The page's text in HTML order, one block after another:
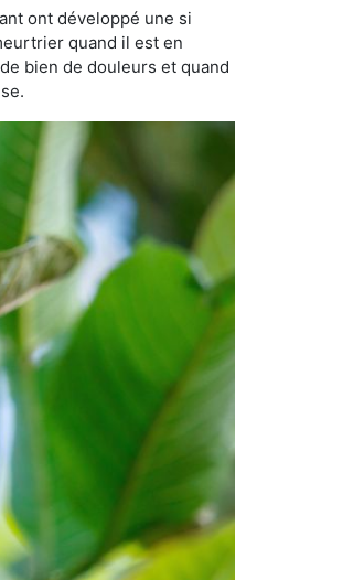
ont développé une si
quand il est en
bien de douleurs et quand